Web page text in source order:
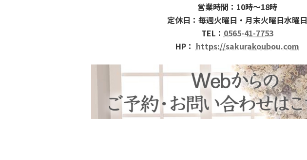
営業時間：10時～18時
定休日：毎週火曜日・月末火曜日水曜日
TEL： 0565-41-7753
HP： https://sakurakoubou.com